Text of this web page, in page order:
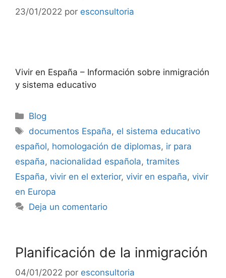
23/01/2022 por esconsultoria
Vivir en España – Información sobre inmigración
y sistema educativo
Blog
documentos España, el sistema educativo
español, homologación de diplomas, ir para
españa, nacionalidad española, tramites
España, vivir en el exterior, vivir en españa, vivir
en Europa
Deja un comentario
Planificación de la inmigración
04/01/2022 por esconsultoria